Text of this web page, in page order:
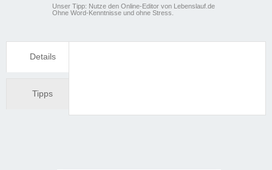
Unser Tipp: Nutze den Online-Editor von Lebenslauf.de
Ohne Word-Kenntnisse und ohne Stress.
Details
Tipps